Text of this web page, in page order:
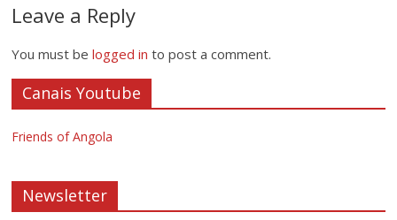
Leave a Reply
You must belogged in to post a comment.
Canais Youtube
Friends of Angola
Newsletter